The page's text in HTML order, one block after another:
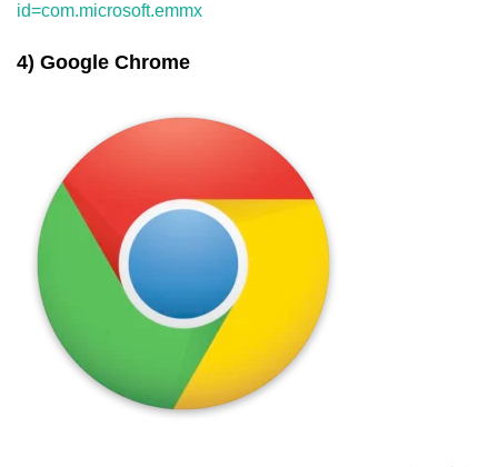
id=com.microsoft.emmx
4) Google Chrome